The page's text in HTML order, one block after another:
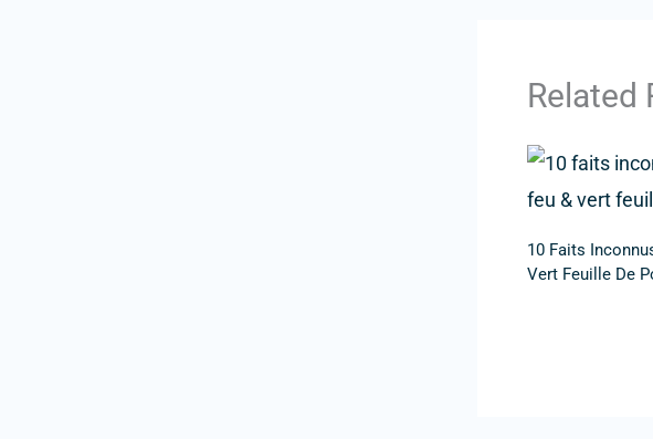
Related
10 Faits
Vert Feuille De